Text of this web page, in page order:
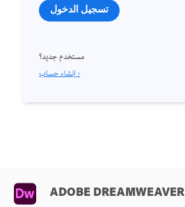
تسجيل الدخول
مستخدم جديد؟
إنشاء حساب ›
ADOBE DREAMWEAVER